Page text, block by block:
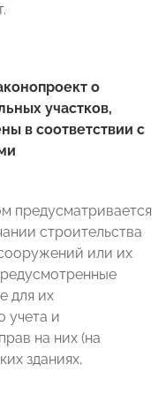
о
участков,
в соответствии с
предусматривается
строительства
или их
для их
учета и
на них (на
зданиях,